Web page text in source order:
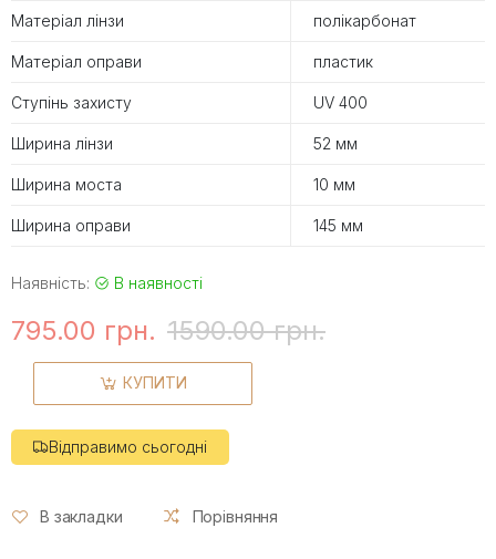
Матеріал лінзи полікарбонат
Матеріал оправи пластик
Ступінь захисту UV 400
Ширина лінзи 52 мм
Ширина моста 10 мм
Ширина оправи 145 мм
Наявність: В наявності
795.00 грн. 1590.00 грн.
КУПИТИ
Відправимо сьогодні
В закладки Порівняння